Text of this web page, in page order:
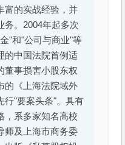
富的实战经验，并
务。2004年起多次
"和"公司与商业"等
的中国法院首例适
董事损害小股东权
的《上海法院域外
行"要案头条"。具有
，系多家知名高校
师及上海市商务委